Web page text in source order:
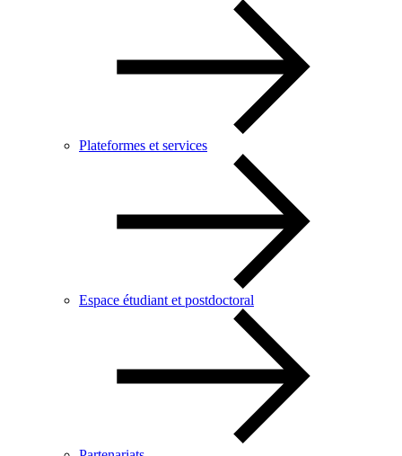
Plateformes et services
Espace étudiant et postdoctoral